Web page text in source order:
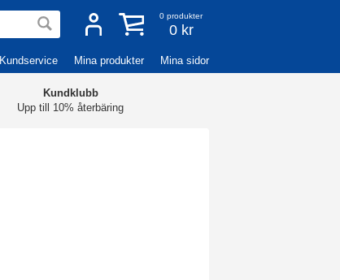
0 produkter
0 kr
Kundservice Mina produkter Mina sidor
Kundklubb
Upp till 10% återbäring